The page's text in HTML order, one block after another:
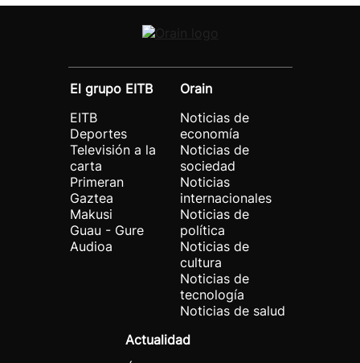
El grupo EITB
EITB
Deportes
Televisión a la
carta
Primeran
Gaztea
Makusi
Guau - Gure
Audioa
Orain
Noticias de
economía
Noticias de
sociedad
Noticias
internacionales
Noticias de
política
Noticias de
cultura
Noticias de
tecnología
Noticias de salud
Actualidad